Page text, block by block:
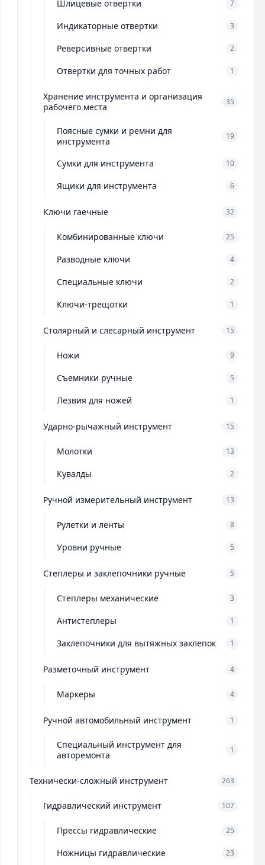
Шлицевые отвертки 7
Индикаторные отвертки 3
Реверсивные отвертки 2
Отвертки для точных работ 1
Хранение инструмента и организация
рабочего места
35
Поясные сумки и ремни для
инструмента
19
Сумки для инструмента 10
Ящики для инструмента 6
Ключи гаечные 32
Комбинированные ключи 25
Разводные ключи 4
Специальные ключи 2
Ключи-трещотки 1
Столярный и слесарный инструмент 15
Ножи 9
Съемники ручные 5
Лезвия для ножей 1
Ударно-рычажный инструмент 15
Молотки 13
Кувалды 2
Ручной измерительный инструмент 13
Рулетки и ленты 8
Уровни ручные 5
Степлеры и заклепочники ручные 5
Степлеры механические 3
Антистеплеры 1
Заклепочники для вытяжных заклепок 1
Разметочный инструмент 4
Маркеры 4
Ручной автомобильный инструмент 1
Специальный инструмент для
авторемонта
1
Технически-сложный инструмент 263
Гидравлический инструмент 107
Прессы гидравлические 25
Ножницы гидравлические 23